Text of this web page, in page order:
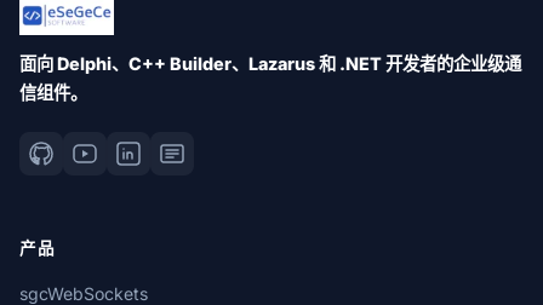
面向 Delphi、C++ Builder、Lazarus 和 .NET 开发者的企业级通
信组件。
产品
sgcWebSockets